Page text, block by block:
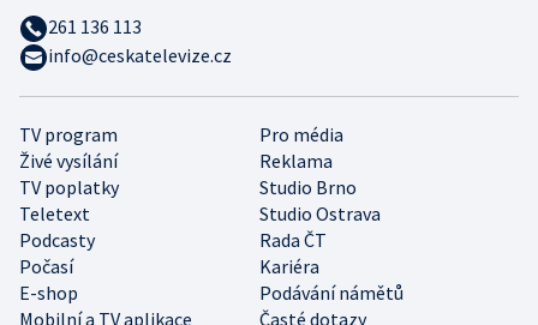
TV program
Pro média
Živé vysílání
Reklama
TV poplatky
Studio Brno
Teletext
Studio Ostrava
Podcasty
Rada ČT
Počasí
Kariéra
E-shop
Podávání námětů
Mobilní a TV aplikace
Časté dotazy
261 136 113
info@ceskatelevize.cz